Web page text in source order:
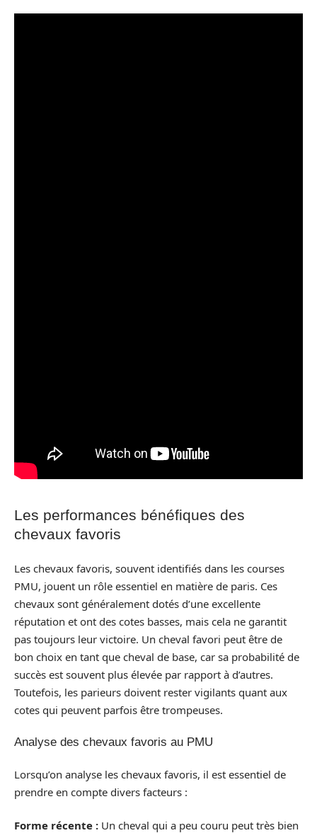
Les performances bénéfiques des
chevaux favoris
Les chevaux favoris, souvent identifiés dans les courses
PMU, jouent un rôle essentiel en matière de paris. Ces
chevaux sont généralement dotés d’une excellente
réputation et ont des cotes basses, mais cela ne garantit
pas toujours leur victoire. Un cheval favori peut être de
bon choix en tant que cheval de base, car sa probabilité de
succès est souvent plus élevée par rapport à d’autres.
Toutefois, les parieurs doivent rester vigilants quant aux
cotes qui peuvent parfois être trompeuses.
Analyse des chevaux favoris au PMU
Lorsqu’on analyse les chevaux favoris, il est essentiel de
prendre en compte divers facteurs :
Forme récente : Un cheval qui a peu couru peut très bien